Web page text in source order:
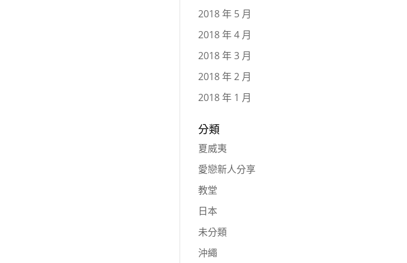
2018 年 5 月
2018 年 4 月
2018 年 3 月
2018 年 2 月
2018 年 1 月
分類
夏威夷
愛戀新人分享
教堂
日本
未分類
沖繩